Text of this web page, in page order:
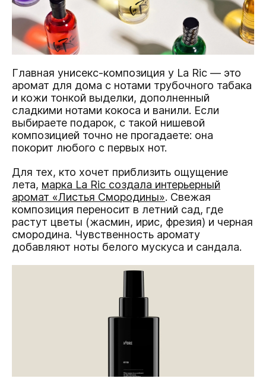
Главная унисекс-композиция у La Ric — это
аромат для дома с нотами трубочного табака
и кожи тонкой выделки, дополненный
сладкими нотами кокоса и ванили. Если
выбираете подарок, с такой нишевой
композицией точно не прогадаете: она
покорит любого с первых нот.
Для тех, кто хочет приблизить ощущение
лета, марка La Ric создала интерьерный
аромат «Листья Смородины». Свежая
композиция переносит в летний сад, где
растут цветы (жасмин, ирис, фрезия) и черная
смородина. Чувственность аромату
добавляют ноты белого мускуса и сандала.